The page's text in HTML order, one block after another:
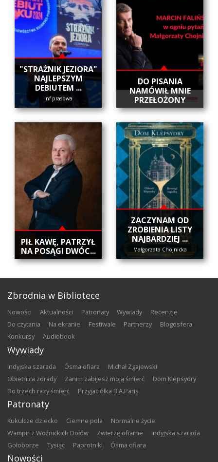
"STRAŻNIK JEZIORA"
NAJLEPSZYM
DEBIUTEM ...
inf prasowa
DO PISANIA
NAMÓWIŁ MNIE
PRZEŁOŻONY
​PIŁ KAWĘ, PATRZYŁ
NA POSĄGI DWÓC...
ZACZYNAM OD
ZROBIENIA LISTY
NAJBARDZIEJ ...
Małgorzata Chojnicka
Zbrodnia w Bibliotece
nowości aktualności patronaty wywiady
recenzje
do czytania
na ekranie festiwale partnerzy
blogosfera
konkursy
audiobook
Wywiady
Indyjska szarada Ósma ofiara
Michał Zgajewski
Obietnica zdrady
Zanim zabijesz moją śmierć
Dom Klepsydry
Do trzech razy śmierć
Przyjaciółka B.A.Paris
Patronaty
Kukułcze dziecko Ciemne pola
Normalne życie
Wampir z Woźnickich Dołów
Zwierzę ofiarne
Indyjska szarada
Gołoborze
Tysiąc Paprotniki Ósma ofiara
Nowości